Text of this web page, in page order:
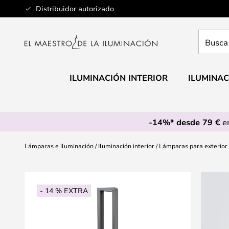
Distribuidor autorizado
Ir
al
aquí
ILUMINACIÓN INTERIOR
-14%* desde 79 €
Lámparas e iluminación Iluminación interior Lámparas para exterior
- 14 % EXTRA